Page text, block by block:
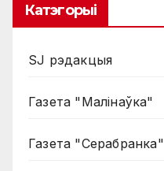
Катэгорыі
SJ рэдакцыя
Газета "Малінаўка"
Газета "Серабранка"